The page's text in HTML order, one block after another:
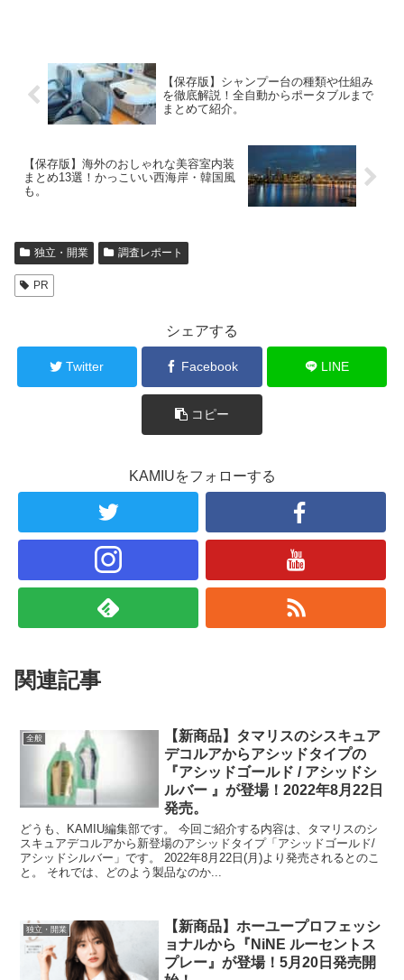
【保存版】シャンプー台の種類や仕組み
を徹底解説！全自動からポータブルまで
まとめて紹介。
【保存版】海外のおしゃれな美容室内装
まとめ13選！かっこいい西海岸・韓国風
も。
独立・開業 調査レポート
PR
シェアする
Twitter Facebook LINE
コピー
KAMIUをフォローする
関連記事
全般
【新商品】タマリスのシスキュア
デコルアからアシッドタイプの
『アシッドゴールド / アシッドシ
ルバー 』が登場！2022年8月22日
発売。
どうも、KAMIU編集部です。 今回ご紹介する内容は、タマリスのシ
スキュアデコルアから新登場のアシッドタイプ「アシッドゴールド/
アシッドシルバー」です。 2022年8月22日(月)より発売されるとのこ
と。 それでは、どのよう製品なのか...
独立・開業
【新商品】ホーユープロフェッシ
ョナルから『NiNE ルーセントス
プレー』が登場！5月20日発売開